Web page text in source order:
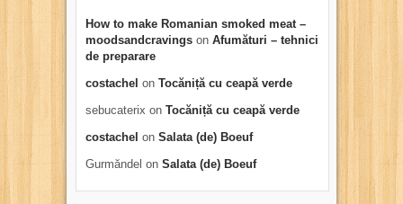
How to make Romanian smoked meat –
moodsandcravings on Afumături – tehnici
de preparare
costachel on Tocăniță cu ceapă verde
sebucaterix on Tocăniță cu ceapă verde
costachel on Salata (de) Boeuf
Gurmăndel on Salata (de) Boeuf